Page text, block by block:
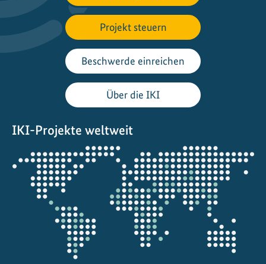
Projekt steuern
Beschwerde einreichen
Über die IKI
IKI-Projekte weltweit
Öffnet
die
Projektkarte